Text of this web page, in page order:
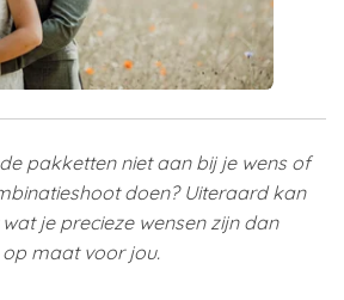
pakketten niet aan bij je wens of
doen? Uiteraard kan
je precieze wensen zijn dan
maat voor jou.